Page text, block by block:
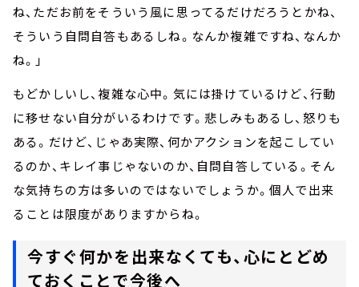
ね、ただお前をそういう風に思ってるだけだろうとかね、
そういう自問自答もあるしね。なんか複雑ですね、なんか
ね。」
もどかしいし、複雑な心中。気には掛けているけど、行動
に移せない自分がいるわけです。悲しみもあるし、怒りも
ある。だけど、じゃあ実際、何かアクションを起こしてい
るのか、キレイ事じゃないのか、自問自答している。そん
な気持ちの方は多いのではないでしょうか。個人で出来
ることは限度がありますからね。
今すぐ何かを出来なくても、心にとどめ
ておくことで今後へ